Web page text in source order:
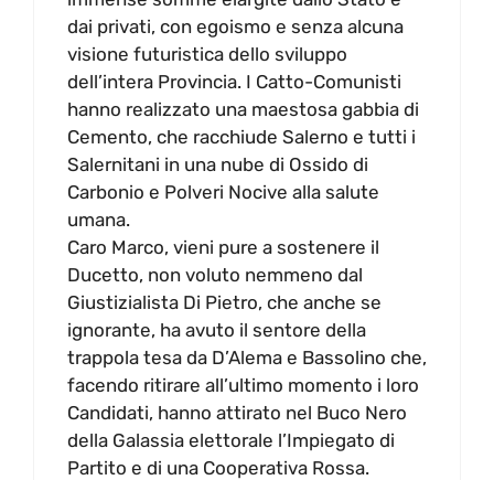
dai privati, con egoismo e senza alcuna
visione futuristica dello sviluppo
dell’intera Provincia. I Catto-Comunisti
hanno realizzato una maestosa gabbia di
Cemento, che racchiude Salerno e tutti i
Salernitani in una nube di Ossido di
Carbonio e Polveri Nocive alla salute
umana.
Caro Marco, vieni pure a sostenere il
Ducetto, non voluto nemmeno dal
Giustizialista Di Pietro, che anche se
ignorante, ha avuto il sentore della
trappola tesa da D’Alema e Bassolino che,
facendo ritirare all’ultimo momento i loro
Candidati, hanno attirato nel Buco Nero
della Galassia elettorale l’Impiegato di
Partito e di una Cooperativa Rossa.